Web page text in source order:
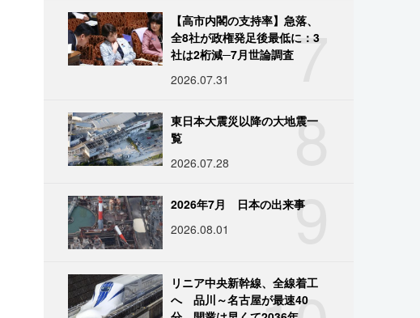
7
【高市内閣の支持率】急落、
全8社が政権発足後最低に：3
社は2桁減─7月世論調査
2026.07.31
8
東日本大震災以降の大地震一
覧
2026.07.28
9
2026年7月 日本の出来事
2026.08.01
リニア中央新幹線、全線着工
へ 品川～名古屋が最速40